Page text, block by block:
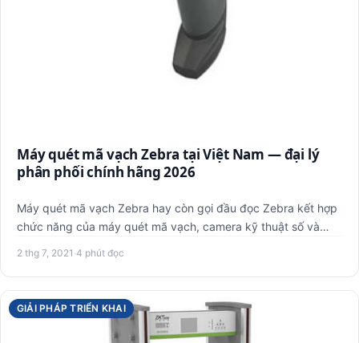
Máy quét mã vạch Zebra tại Việt Nam — đại lý
phân phối chính hãng 2026
Máy quét mã vạch Zebra hay còn gọi đầu đọc Zebra kết hợp
chức năng của máy quét mã vạch, camera kỹ thuật số và
2 thg 7, 2021 ·4 phút đọc
GIẢI PHÁP TRIỂN KHAI